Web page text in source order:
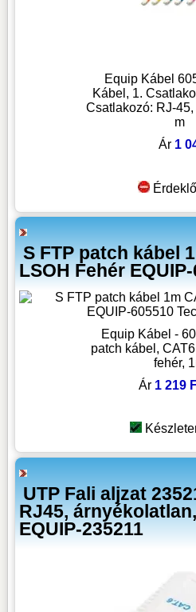
Equip Kábel
Kábel, 1.
Csatlakozó: RJ-
m
Ár 1
S FTP patch kábel
LSOH Fehér
Equip Kábel -
patch kábel,
fehér,
Ár 1 219
UTP Fali aljzat
RJ45,
EQUIP-235211